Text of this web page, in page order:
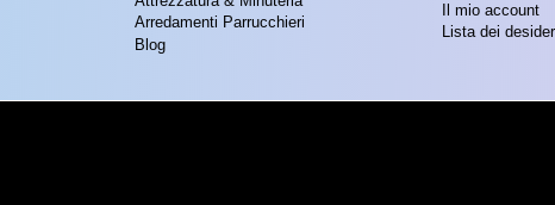
Arredamenti Parrucchieri
Blog
Il mio account
Lista dei